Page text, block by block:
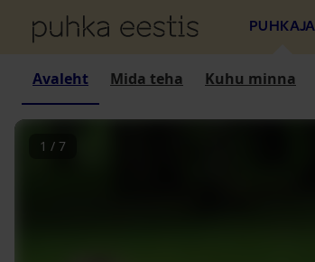
PUHKAJA
Avaleht Mida teha Kuhu minna
1 / 7